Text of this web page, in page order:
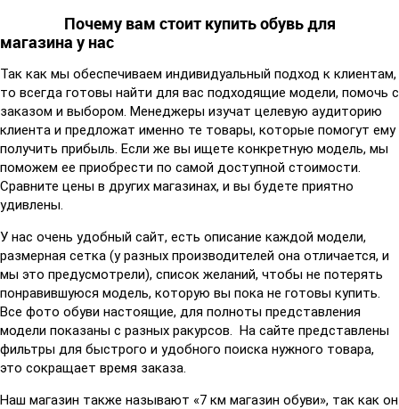
Почему вам стоит купить обувь для
магазина у нас
Так как мы обеспечиваем индивидуальный подход к клиентам,
то всегда готовы найти для вас подходящие модели, помочь с
заказом и выбором. Менеджеры изучат целевую аудиторию
клиента и предложат именно те товары, которые помогут ему
получить прибыль. Если же вы ищете конкретную модель, мы
поможем ее приобрести по самой доступной стоимости.
Сравните цены в других магазинах, и вы будете приятно
удивлены.
У нас очень удобный сайт, есть описание каждой модели,
размерная сетка (у разных производителей она отличается, и
мы это предусмотрели), список желаний, чтобы не потерять
понравившуюся модель, которую вы пока не готовы купить.
Все фото обуви настоящие, для полноты представления
модели показаны с разных ракурсов. На сайте представлены
фильтры для быстрого и удобного поиска нужного товара,
это сокращает время заказа.
Наш магазин также называют «7 км магазин обуви», так как он